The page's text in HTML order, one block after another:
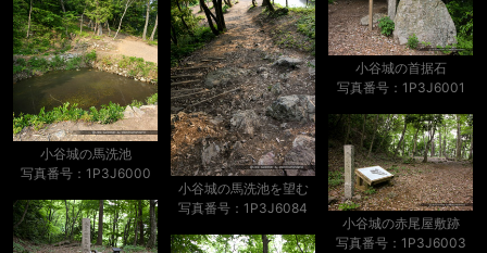
小谷城の馬洗池
写真番号：1P3J6000
小谷城の馬洗池を望む
写真番号：1P3J6084
小谷城の首据石
写真番号：1P3J6001
小谷城の赤尾屋敷跡
写真番号：1P3J6003